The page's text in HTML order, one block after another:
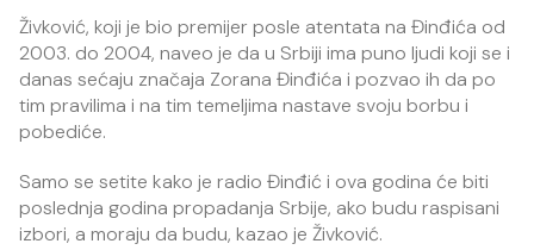
Živković, koji je bio premijer posle atentata na Đinđića od
2003. do 2004, naveo je da u Srbiji ima puno ljudi koji se i
danas sećaju značaja Zorana Đinđića i pozvao ih da po
tim pravilima i na tim temeljima nastave svoju borbu i
pobediće.
Samo se setite kako je radio Đinđić i ova godina će biti
poslednja godina propadanja Srbije, ako budu raspisani
izbori, a moraju da budu, kazao je Živković.